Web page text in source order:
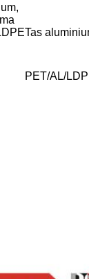
Tas
PET/AL/